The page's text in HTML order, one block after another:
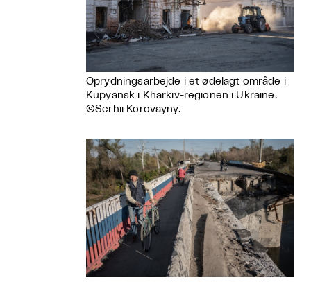
Oprydningsarbejde i et ødelagt område i
Kupyansk i Kharkiv-regionen i Ukraine.
©Serhii Korovayny.